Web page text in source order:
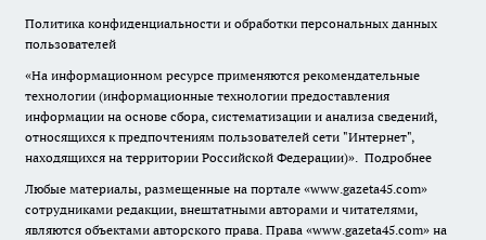
Политика конфиденциальности и обработки персональных данных
пользователей
«На информационном ресурсе применяются рекомендательные
технологии (информационные технологии предоставления
информации на основе сбора, систематизации и анализа сведений,
относящихся к предпочтениям пользователей сети "Интернет",
находящихся на территории Российской Федерации)». Подробнее
Любые материалы, размещенные на портале «www.gazeta45.com»
сотрудниками редакции, внештатными авторами и читателями,
являются объектами авторского права. Права «www.gazeta45.com» на